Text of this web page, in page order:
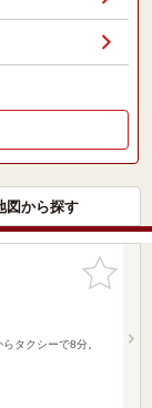
図から探す
お気に入
りに追加
タクシーで8分。